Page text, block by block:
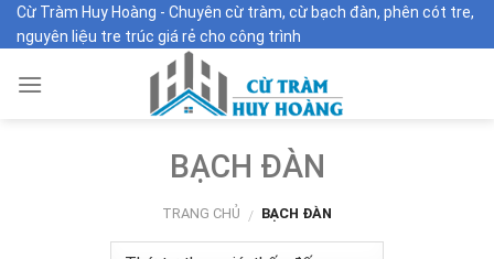
SkipCừ Tràm Huy Hoàng - Chuyên cừ tràm, cừ bạch đàn, phên cót tre,
nguyên liệu tre trúc giá rẻ cho công trình
BẠCH ĐÀN
TRANG CHỦ / BẠCH ĐÀN